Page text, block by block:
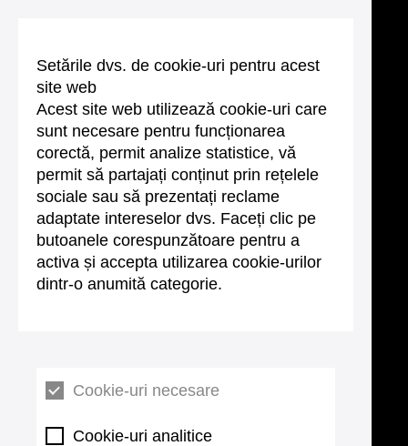
Setările dvs. de cookie-uri pentru acest
site web
Acest site web utilizează cookie-uri care
sunt necesare pentru funcționarea
corectă, permit analize statistice, vă
permit să partajați conținut prin rețelele
sociale sau să prezentați reclame
adaptate intereselor dvs. Faceți clic pe
butoanele corespunzătoare pentru a
activa și accepta utilizarea cookie-urilor
dintr-o anumită categorie.
Cookie-uri necesare
Cookie-uri analitice